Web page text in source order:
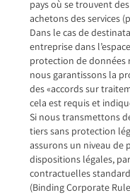
pays où se trouvent
achetons des services
Dans le cas de
entreprise dans
protection de données
nous garantissons la
des «accords sur
cela est requis et
Si nous transmettons
tiers sans protection
assurons un niveau de
dispositions légales,
contractuelles
(Binding Corporate